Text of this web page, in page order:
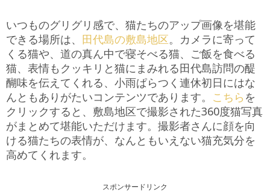
いつものグリグリ感で、猫たちのアップ画像を堪能
できる場所は、 田代島の敷島地区。カメラに寄って
くる猫や、道の真ん中で寝そべる猫、ご飯を食べる
猫、表情もクッキリと猫にまみれる田代島訪問の醍
醐味を伝えてくれる、小雨ぱらつく連休初日にはな
んともありがたいコンテンツであります。 こちら を
クリックすると、敷島地区で撮影された360度猫写真
がまとめて堪能いただけます。撮影者さんに顔を向
ける猫たちの表情が、なんともいえない猫充気分を
高めてくれます。
スポンサードリンク